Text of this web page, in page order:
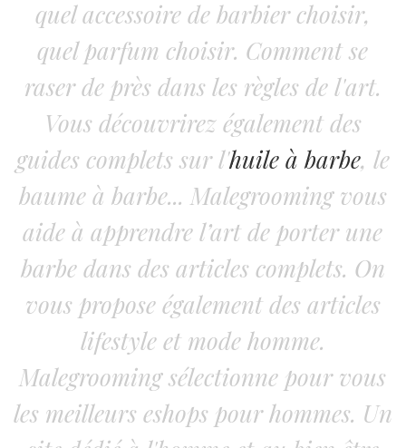
quel accessoire de barbier choisir,
quel parfum choisir. Comment se
raser de près dans les règles de l'art.
Vous découvrirez également des
guides complets sur l'huile à barbe, le
baume à barbe... Malegrooming vous
aide à apprendre l’art de porter une
barbe dans des articles complets. On
vous propose également des articles
lifestyle et mode homme.
Malegrooming sélectionne pour vous
les meilleurs eshops pour hommes. Un